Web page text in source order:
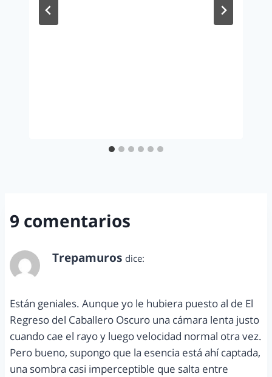
9 comentarios
Trepamuros dice:
Están geniales. Aunque yo le hubiera puesto al de El
Regreso del Caballero Oscuro una cámara lenta justo
cuando cae el rayo y luego velocidad normal otra vez.
Pero bueno, supongo que la esencia está ahí captada,
una sombra casi imperceptible que salta entre